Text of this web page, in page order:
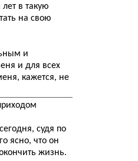
лет в такую
на свою
и
и для всех
кажется, не
судя по
ясно, что он
жизнь.